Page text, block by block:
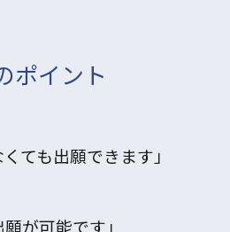
ポイント
ても出願できます」
が可能です」